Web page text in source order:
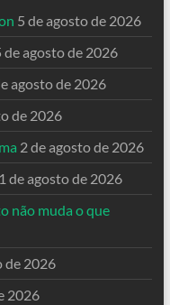
5 de agosto de 2026
de agosto de 2026
agosto de 2026
de 2026
2 de agosto de 2026
1 de agosto de 2026
não muda o que
de 2026
2026